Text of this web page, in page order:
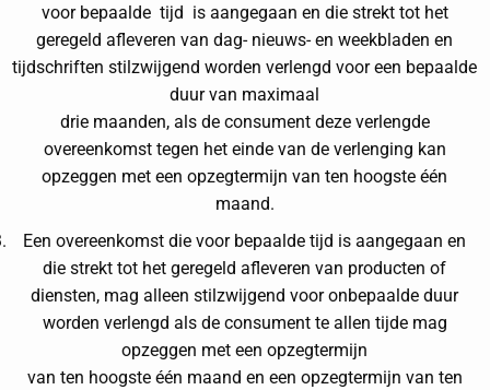
voor bepaalde tijd is aangegaan en die strekt tot het
geregeld afleveren van dag- nieuws- en weekbladen en
tijdschriften stilzwijgend worden verlengd voor een bepaalde
duur van maximaal
drie maanden, als de consument deze verlengde
overeenkomst tegen het einde van de verlenging kan
opzeggen met een opzegtermijn van ten hoogste één
maand.
Een overeenkomst die voor bepaalde tijd is aangegaan en
die strekt tot het geregeld afleveren van producten of
diensten, mag alleen stilzwijgend voor onbepaalde duur
worden verlengd als de consument te allen tijde mag
opzeggen met een opzegtermijn
van ten hoogste één maand en een opzegtermijn van ten